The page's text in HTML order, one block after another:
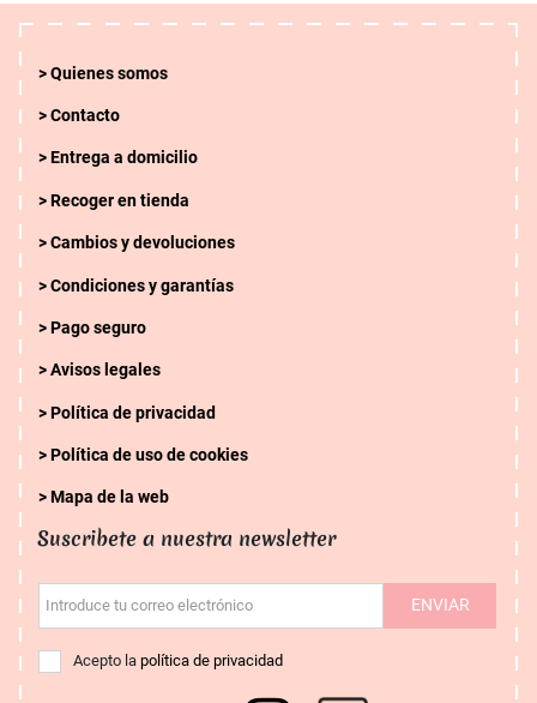
Quienes somos
Contacto
Entrega a domicilio
Recoger en tienda
Cambios y devoluciones
Condiciones y garantías
Pago seguro
Avisos legales
Política de privacidad
Política de uso de cookies
Mapa de la web
Suscribete a nuestra newsletter
Introduce tu correo electrónico ENVIAR
Acepto lapolítica de privacidad